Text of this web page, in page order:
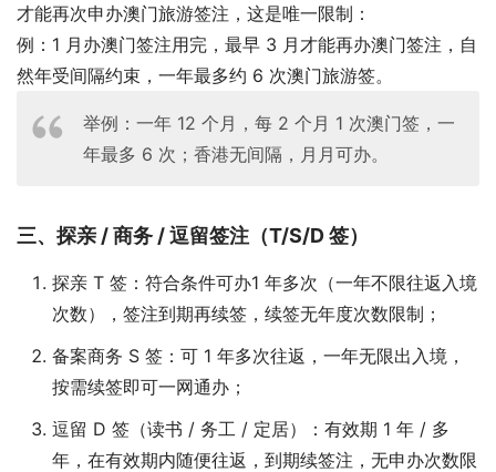
才能再次申办澳门旅游签注，这是唯一限制：
例：1 月办澳门签注用完，最早 3 月才能再办澳门签注，自
然年受间隔约束，一年最多约 6 次澳门旅游签。
举例：一年 12 个月，每 2 个月 1 次澳门签，一
年最多 6 次；香港无间隔，月月可办。
三、探亲 / 商务 / 逗留签注（T/S/D 签）
探亲 T 签：符合条件可办1 年多次（一年不限往返入境
次数），签注到期再续签，续签无年度次数限制；
备案商务 S 签：可 1 年多次往返，一年无限出入境，
按需续签即可一网通办；
逗留 D 签（读书 / 务工 / 定居）：有效期 1 年 / 多
年，在有效期内随便往返，到期续签注，无申办次数限